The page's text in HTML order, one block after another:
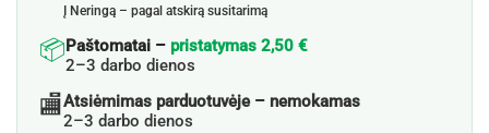
Į Neringą – pagal atskirą susitarimą
📦Paštomatai – pristatymas 2,50 €
2–3 darbo dienos
🏬Atsiėmimas parduotuvėje – nemokamas
2–3 darbo dienos